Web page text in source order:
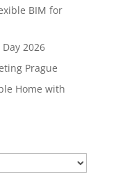
BIM for
2026
Prague
Home with